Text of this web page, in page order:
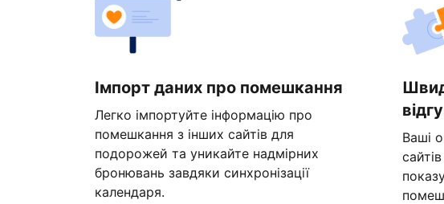
Імпорт даних про помешкання
Легко імпортуйте інформацію про
помешкання з інших сайтів для
подорожей та уникайте надмірних
бронювань завдяки синхронізації
календаря.
Ваші